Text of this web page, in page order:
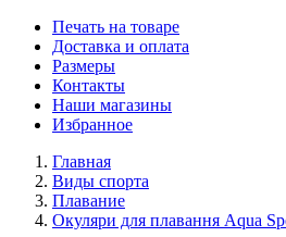
Печать на товаре
Доставка и оплата
Размеры
Контакты
Наши магазины
Избранное
Главная
Виды спорта
Плавание
Окуляри для плавання Aqua